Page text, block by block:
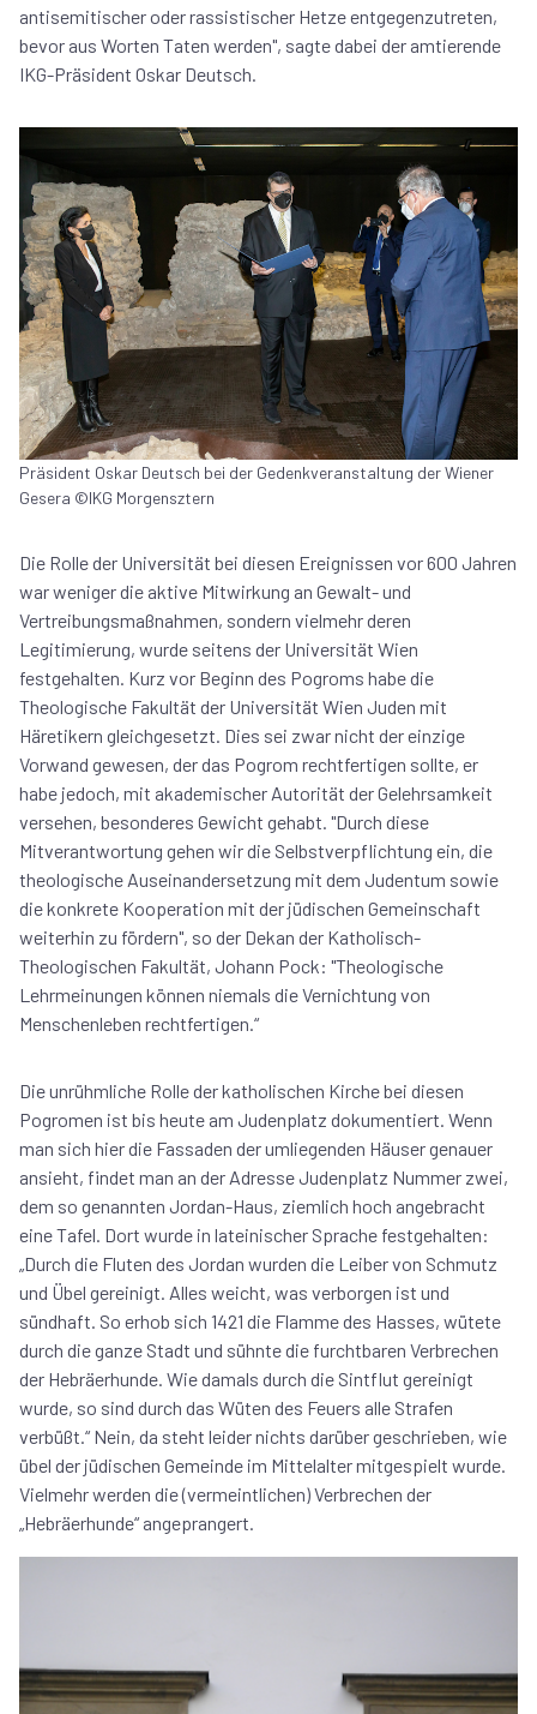
antisemitischer oder rassistischer Hetze entgegenzutreten,
bevor aus Worten Taten werden", sagte dabei der amtierende
IKG-Präsident Oskar Deutsch.
Präsident Oskar Deutsch bei der Gedenkveranstaltung der Wiener
Gesera ©IKG Morgensztern
Die Rolle der Universität bei diesen Ereignissen vor 600 Jahren
war weniger die aktive Mitwirkung an Gewalt- und
Vertreibungsmaßnahmen, sondern vielmehr deren
Legitimierung, wurde seitens der Universität Wien
festgehalten. Kurz vor Beginn des Pogroms habe die
Theologische Fakultät der Universität Wien Juden mit
Häretikern gleichgesetzt. Dies sei zwar nicht der einzige
Vorwand gewesen, der das Pogrom rechtfertigen sollte, er
habe jedoch, mit akademischer Autorität der Gelehrsamkeit
versehen, besonderes Gewicht gehabt. "Durch diese
Mitverantwortung gehen wir die Selbstverpflichtung ein, die
theologische Auseinandersetzung mit dem Judentum sowie
die konkrete Kooperation mit der jüdischen Gemeinschaft
weiterhin zu fördern", so der Dekan der Katholisch-
Theologischen Fakultät, Johann Pock: "Theologische
Lehrmeinungen können niemals die Vernichtung von
Menschenleben rechtfertigen.“
Die unrühmliche Rolle der katholischen Kirche bei diesen
Pogromen ist bis heute am Judenplatz dokumentiert. Wenn
man sich hier die Fassaden der umliegenden Häuser genauer
ansieht, findet man an der Adresse Judenplatz Nummer zwei,
dem so genannten Jordan-Haus, ziemlich hoch angebracht
eine Tafel. Dort wurde in lateinischer Sprache festgehalten:
„Durch die Fluten des Jordan wurden die Leiber von Schmutz
und Übel gereinigt. Alles weicht, was verborgen ist und
sündhaft. So erhob sich 1421 die Flamme des Hasses, wütete
durch die ganze Stadt und sühnte die furchtbaren Verbrechen
der Hebräerhunde. Wie damals durch die Sintflut gereinigt
wurde, so sind durch das Wüten des Feuers alle Strafen
verbüßt.“ Nein, da steht leider nichts darüber geschrieben, wie
übel der jüdischen Gemeinde im Mittelalter mitgespielt wurde.
Vielmehr werden die (vermeintlichen) Verbrechen der
„Hebräerhunde“ angeprangert.